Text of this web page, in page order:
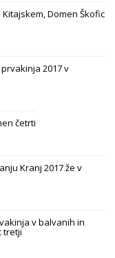
Domen Škofic
2017 v
četrti
Kranj 2017 že v
v balvanih in
tretji